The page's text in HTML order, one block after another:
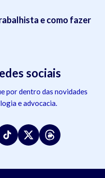
e como fazer
sociais
por dentro das novidades
e advocacia.